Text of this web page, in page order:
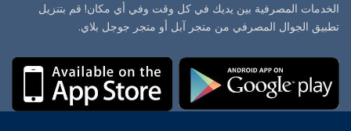
الخدمات المصرفية بين يديك في كل وقت وفي أي مكان! قم بتنزيل
تطبيق الجوال المصرفي من متجر آبل أو متجر جوجل بلاي.